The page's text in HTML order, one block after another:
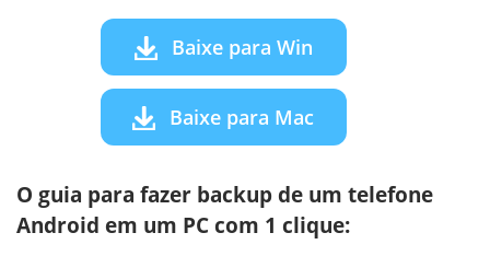
Baixe para Win
Baixe para Mac
O guia para fazer backup de um telefone
Android em um PC com 1 clique: